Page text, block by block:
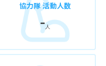
協力隊 活動人数
-人